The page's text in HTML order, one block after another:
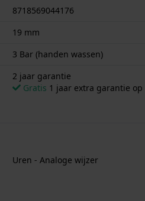
8718569044176
19 mm
3 Bar (handen wassen)
2 jaar garantie
Gratis 1 jaar extra garantie
Uren - Analoge wijzer